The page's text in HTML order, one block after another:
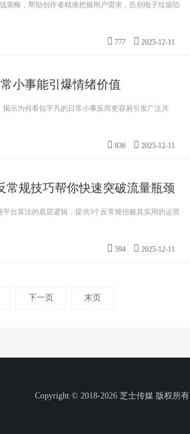
策略，帮助创作者精准把握用户需求，告别电子垃圾陷
777 2025-12-11
小事能引爆情绪价值
示为何看似平凡的日常小事反而更容易引发广泛共
836 2025-12-11
常规技巧帮你快速突破流量瓶颈
台算法的底层逻辑，提供3个反常规但极其实用的运营
594 2025-12-11
下一页 末页
Copyright © 2018-2026 芝士传媒 版权所有